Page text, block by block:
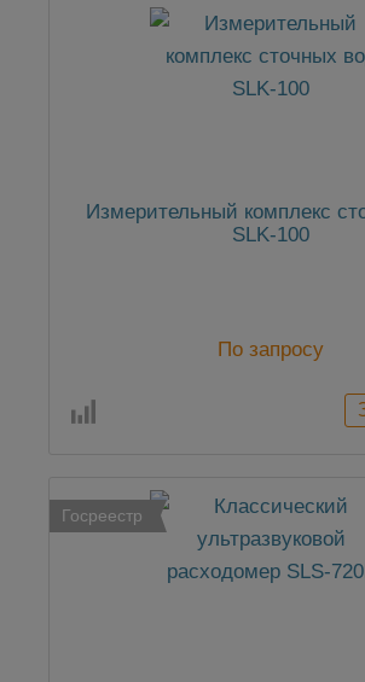
Измерительный комплекс
SLK-100
По запросу
Госреестр